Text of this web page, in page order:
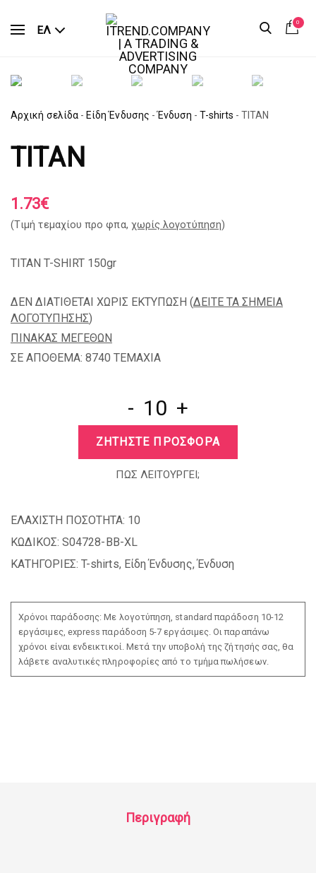
ΕΛ
0
Αρχική σελίδα - Είδη Ένδυσης - Ένδυση - T-shirts - TITAN
TITAN
1.73€
(Tιμή τεμαχίου προ φπα, χωρίς λογοτύπηση)
TITAN T-SHIRT 150gr
ΔΕΝ ΔΙΑΤΙΘΕΤΑΙ ΧΩΡΙΣ ΕΚΤΥΠΩΣΗ (ΔΕΙΤΕ ΤΑ ΣΗΜΕΙΑ
ΛΟΓΟΤΥΠΗΣΗΣ)
ΠΙΝΑΚΑΣ ΜΕΓΕΘΩΝ
ΣΕ ΑΠΟΘΕΜΑ: 8740 TEMAXIA
- +
ΖΗΤΗΣΤΕ ΠΡΟΣΦΟΡΑ
ΠΩΣ ΛΕΙΤΟΥΡΓΕΙ;
ΕΛΑΧΙΣΤΗ ΠΟΣΟΤΗΤΑ: 10
ΚΩΔΙΚΟΣ: S04728-BB-XL
ΚΑΤΗΓΟΡΙΕΣ: T-shirts, Είδη Ένδυσης,Ένδυση
Χρόνοι παράδοσης: Με λογοτύπηση, standard παράδοση 10-12
εργάσιμες, express παράδοση 5-7 εργάσιμες. Οι παραπάνω
χρόνοι είναι ενδεικτικοί. Μετά την υποβολή της ζήτησής σας, θα
λάβετε αναλυτικές πληροφορίες από το τμήμα πωλήσεων.
Περιγραφή